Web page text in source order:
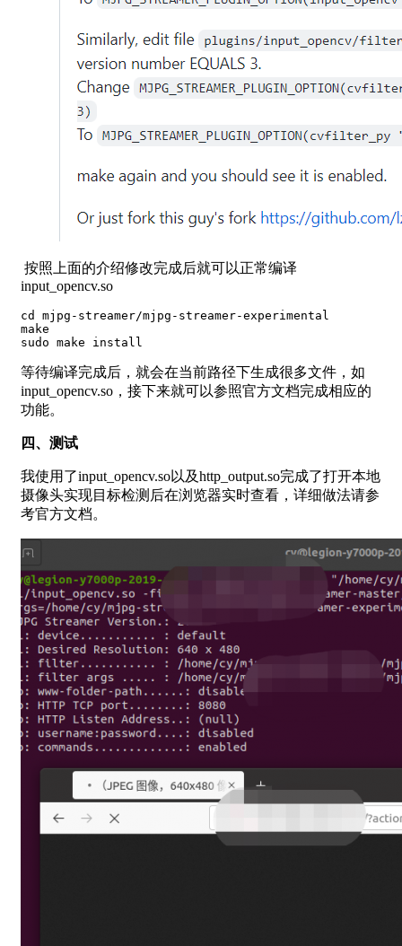
按照上面的介绍修改完成后就可以正常编译
input_opencv.so
cd mjpg-streamer/mjpg-streamer-experimental
make
sudo make install
等待编译完成后，就会在当前路径下生成很多文件，如
input_opencv.so，接下来就可以参照官方文档完成相应的
功能。
四、测试
我使用了input_opencv.so以及http_output.so完成了打开本地
摄像头实现目标检测后在浏览器实时查看，详细做法请参
考官方文档。